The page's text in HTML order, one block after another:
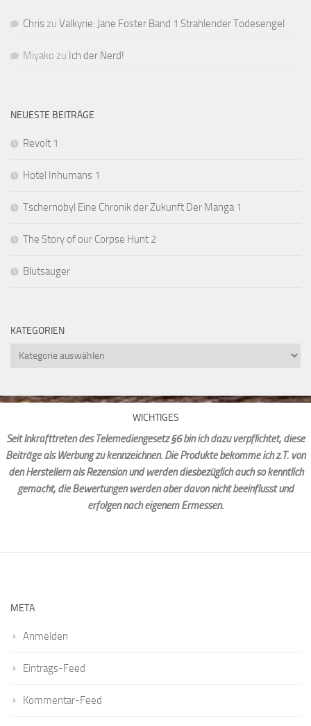
Chriszu Valkyrie: Jane Foster Band 1 Strahlender Todesengel
Miyako zu Ich der Nerd!
NEUESTE BEITRÄGE
Revolt 1
Hotel Inhumans 1
Tschernobyl Eine Chronik der Zukunft Der Manga 1
The Story of our Corpse Hunt 2
Blutsauger
KATEGORIEN
Kategorien
WICHTIGES
Seit Inkrafttreten des Telemediengesetz §6 bin ich dazu verpflichtet, diese
Beiträge als Werbung zu kennzeichnen. Die Produkte bekomme ich z.T. von
den Herstellern als Rezension und werden diesbezüglich auch so kenntlich
gemacht, die Bewertungen werden aber davon nicht beeinflusst und
erfolgen nach eigenem Ermessen.
META
Anmelden
Eintrags-Feed
Kommentar-Feed